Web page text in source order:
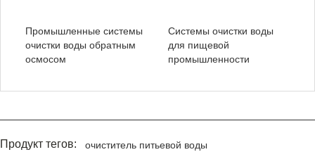
Промышленные системы
очистки воды обратным
осмосом
Системы очистки воды
для пищевой
промышленности
Продукт тегов:
очиститель питьевой воды